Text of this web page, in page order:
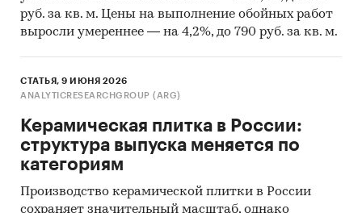
руб. за кв. м. Цены на выполнение обойных работ
выросли умереннее — на 4,2%, до 790 руб. за кв. м.
СТАТЬЯ, 9 ИЮНЯ 2026
ANALYTICRESEARCHGROUP (ARG)
Керамическая плитка в России:
структура выпуска меняется по
категориям
Производство керамической плитки в России
сохраняет значительный масштаб, однако